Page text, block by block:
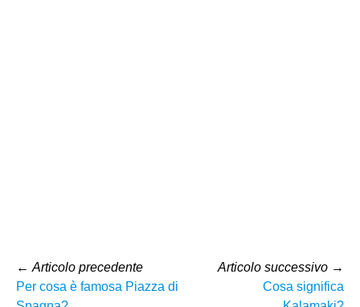
← Articolo precedente
Per cosa è famosa Piazza di
Articolo successivo →
Cosa significa